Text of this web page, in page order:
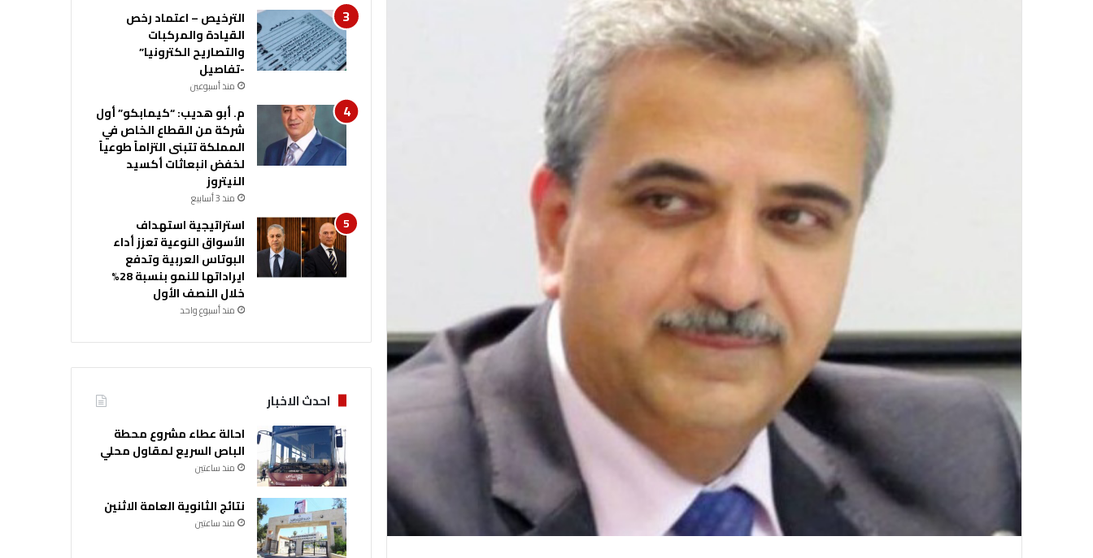
الترخيص – اعتماد رخص
القيادة والمركبات
والتصاريح الكترونيا”
-تفاصيل
منذ أسبوعين
م. أبو هديب: “كيمابكو” أول
شركة من القطاع الخاص في
المملكة تتبنى التزاماً طوعياً
لخفض انبعاثات أكسيد
النيتروز
منذ 3 أسابيع
استراتيجية استهداف
الأسواق النوعية تعزز أداء
البوتاس العربية وتدفع
ايراداتها للنمو بنسبة 28%
خلال النصف الأول
منذ أسبوع واحد
احدث الاخبار
احالة عطاء مشروع محطة
الباص السريع لمقاول محلي
منذ ساعتين
نتائج الثانوية العامة الاثنين
منذ ساعتين